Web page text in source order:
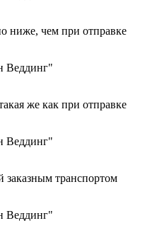
ниже, чем при отправке
же как при отправке
заказным транспортом